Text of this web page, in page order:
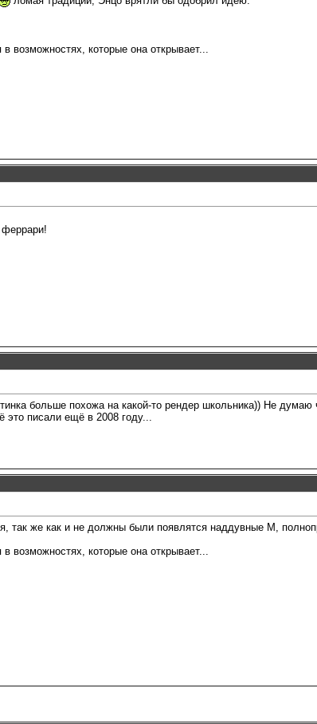
возможностях, которые она открывает...
больше похожа на какой-то рендер школьника)) Не
это писали ещё в 2008 году...
так же как и не должны были появлятся наддувные М,
возможностях, которые она открывает...